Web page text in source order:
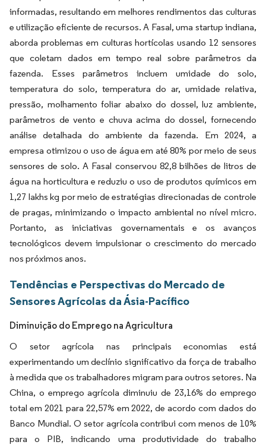
informadas, resultando em melhores rendimentos das culturas
e utilização eficiente de recursos. A Fasal, uma startup indiana,
aborda problemas em culturas hortícolas usando 12 sensores
que coletam dados em tempo real sobre parâmetros da
fazenda. Esses parâmetros incluem umidade do solo,
temperatura do solo, temperatura do ar, umidade relativa,
pressão, molhamento foliar abaixo do dossel, luz ambiente,
parâmetros de vento e chuva acima do dossel, fornecendo
análise detalhada do ambiente da fazenda. Em 2024, a
empresa otimizou o uso de água em até 80% por meio de seus
sensores de solo. A Fasal conservou 82,8 bilhões de litros de
água na horticultura e reduziu o uso de produtos químicos em
1,27 lakhs kg por meio de estratégias direcionadas de controle
de pragas, minimizando o impacto ambiental no nível micro.
Portanto, as iniciativas governamentais e os avanços
tecnológicos devem impulsionar o crescimento do mercado
nos próximos anos.
Tendências e Perspectivas do Mercado de
Sensores Agrícolas da Ásia-Pacífico
Diminuição do Emprego na Agricultura
O setor agrícola nas principais economias está
experimentando um declínio significativo da força de trabalho
à medida que os trabalhadores migram para outros setores. Na
China, o emprego agrícola diminuiu de 23,16% do emprego
total em 2021 para 22,57% em 2022, de acordo com dados do
Banco Mundial. O setor agrícola contribui com menos de 10%
para o PIB, indicando uma produtividade do trabalho